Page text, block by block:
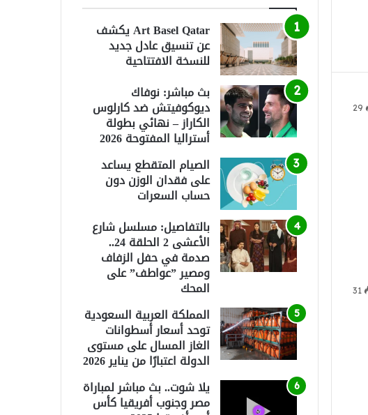
29
31
Art Basel Qatar يكشف
عن تنسيق عادل جديد
للنسخة الافتتاحية
بث مباشر: نوفاك
ديوكوفيتش ضد كارلوس
الكاراز – نهائي بطولة
أستراليا المفتوحة 2026
الصيام المتقطع يساعد
على فقدان الوزن دون
حساب السعرات
بالتفاصيل: مسلسل شارع
الأعشى 2 الحلقة 24..
صدمة في حفل الزفاف
ومصير ”عواطف” على
المحك
المملكة العربية السعودية
توحد أسعار أسطوانات
الغاز المسال على مستوى
الدولة اعتبارًا من يناير 2026
يلا شوت.. بث مباشر لمباراة
مصر وجنوب أفريقيا كأس